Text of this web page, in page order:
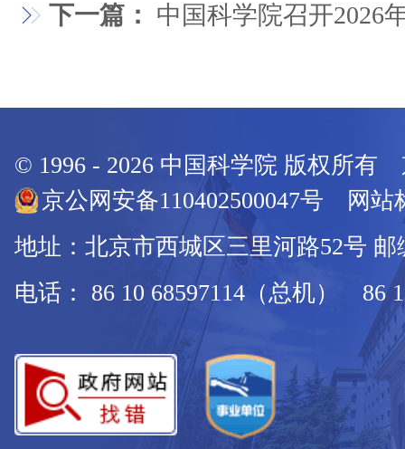
下一篇： 中国科学院召开2026
© 1996 - 2026 中国科学院 版权所有
京公网安备110402500047号 网站
地址：北京市西城区三里河路52号 邮
电话： 86 10 68597114（总机） 86